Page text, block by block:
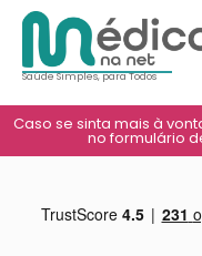
Saúde Simples, para Todos
Caso se sinta mais à
no formulário